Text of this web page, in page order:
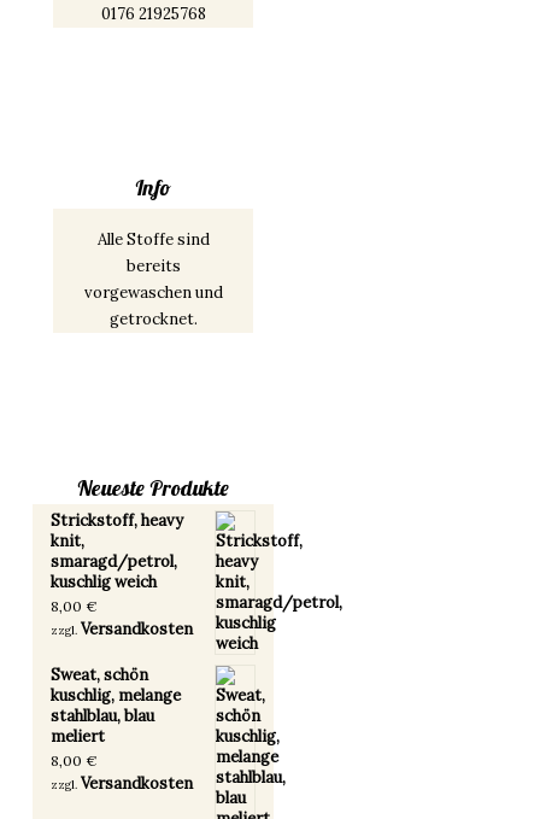
0176 21925768
Info
Alle Stoffe sind
bereits
vorgewaschen und
getrocknet.
Neueste Produkte
Strickstoff, heavy
knit,
smaragd/petrol,
kuschlig weich
8,00 €
zzgl. Versandkosten
Sweat, schön
kuschlig, melange
stahlblau, blau
meliert
8,00 €
zzgl. Versandkosten